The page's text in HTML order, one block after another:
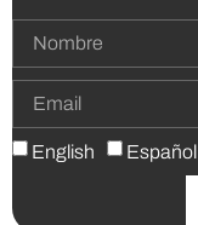
English Español